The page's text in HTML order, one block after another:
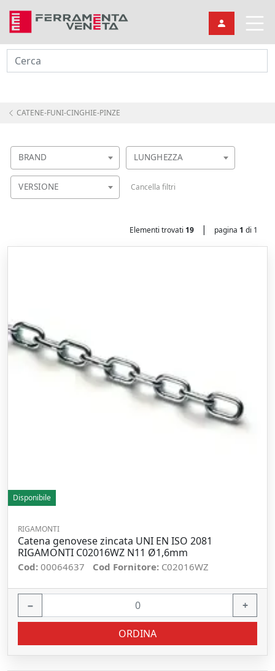
Cerca
CATENE-FUNI-CINGHIE-PINZE
BRAND LUNGHEZZA
VERSIONE Cancella filtri
Elementi trovati 19 | pagina 1 di 1
Disponibile
RIGAMONTI
Catena genovese zincata UNI EN ISO 2081
RIGAMONTI C02016WZ N11 Ø1,6mm
Cod: 00064637 Cod Fornitore: C02016WZ
− +
ORDINA